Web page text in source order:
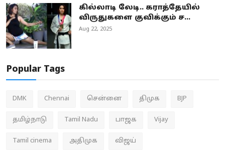
கில்லாடி லேடி.. கராத்தேயில்
விருதுகளை குவிக்கும் ச...
Aug 22, 2025
Popular Tags
DMK Chennai சென்னை திமுக BJP
தமிழ்நாடு Tamil Nadu பாஜக Vijay
Tamil cinema அதிமுக விஜய்